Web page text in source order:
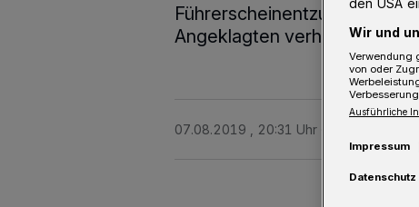
Führerscheinentzug
Angeklagten verhandelt.
07.08.2019 , 20:31 Uhr
den USA
Wir und
Verwendung
von oder
Ausführliche
Impressum
Datenschutz